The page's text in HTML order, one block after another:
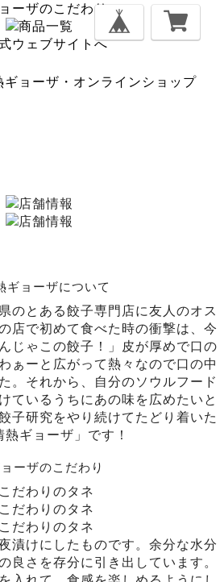
ギョーザ・オンラインショップ
のとある餃子専門店に友人のオス
店で初めて食べた時の衝撃は、今
じゃこの餃子！」皮が厚めで口の
ぁーと広がって熱々なので口の中
。それから、自分のソウルフード
ているうちにあの味を広めたいと
子研究をやり続けてたどり着いた
熱ギョーザ」です！
漬けにしたものです。余分な水分
良さを存分に引き出しています。